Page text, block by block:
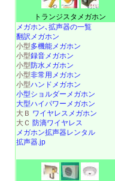
トランジスタメガホン
メガホン､拡声器の一覧
翻訳メガホン
小型多機能メガホン
小型録音メガホン
小型防水メガホン
小型非常用メガホン
小型ハンドメガホン
小型ショルダーメガホン
大型ハイパワーメガホン
大Ｂ ワイヤレスメガホン
大Ｃ 防滴ワイヤレス
メガホン拡声器レンタル
拡声器.jp